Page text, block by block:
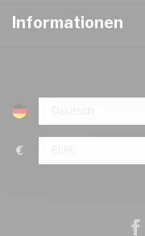
Informationen
€